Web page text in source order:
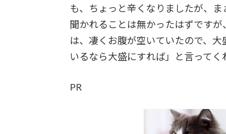
も、ちょっと辛くなりましたが、
聞かれることは無かったはずです
は、凄くお腹が空いていたので、
いるなら大盛にすれば」と言って
PR